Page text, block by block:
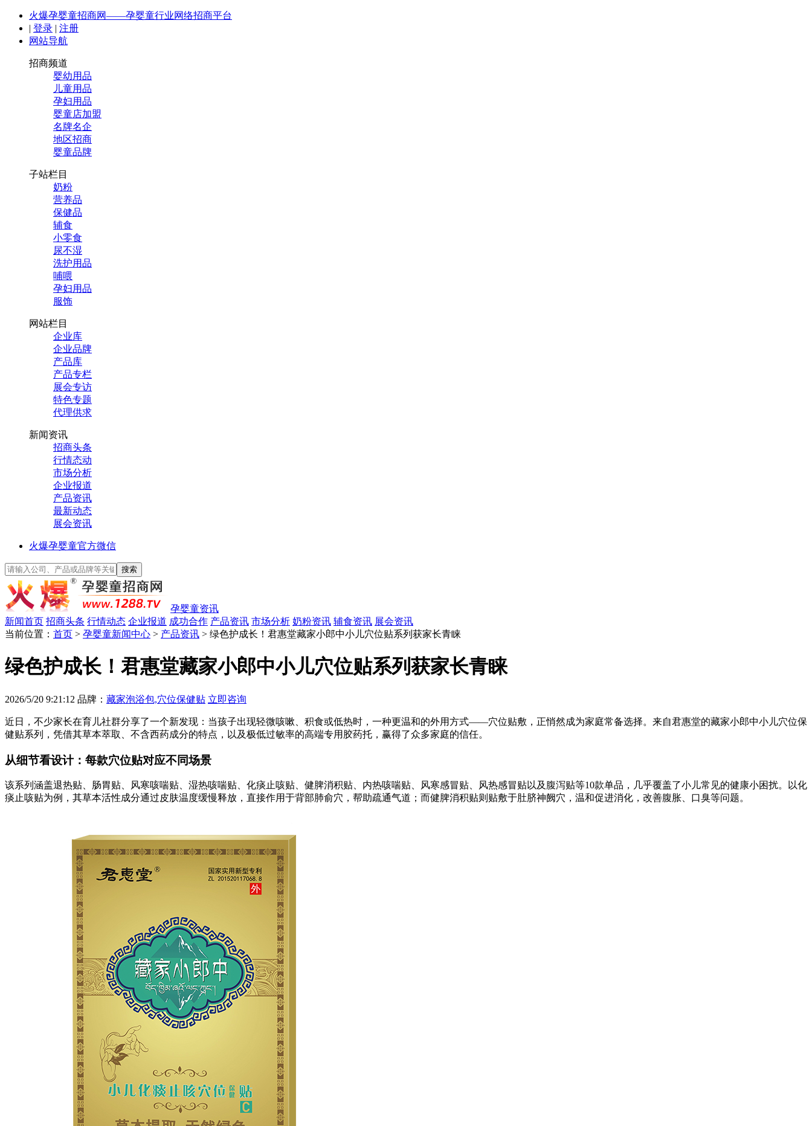
火爆孕婴童招商网——孕婴童行业网络招商平台
| 登录 | 注册
网站导航
招商频道
婴幼用品
儿童用品
孕妇用品
婴童店加盟
名牌名企
地区招商
婴童品牌
子站栏目
奶粉
营养品
保健品
辅食
小零食
尿不湿
洗护用品
哺喂
孕妇用品
服饰
网站栏目
企业库
企业品牌
产品库
产品专栏
展会专访
特色专题
代理供求
新闻资讯
招商头条
行情态动
市场分析
企业报道
产品资讯
最新动态
展会资讯
火爆孕婴童官方微信
孕婴童资讯
新闻首页 招商头条 行情动态 企业报道 成功合作 产品资讯 市场分析 奶粉资讯 辅食资讯 展会资讯
当前位置： 首页 > 孕婴童新闻中心 > 产品资讯 > 绿色护成长！君惠堂藏家小郎中小儿穴位贴系列获家长青睐
绿色护成长！君惠堂藏家小郎中小儿穴位贴系列获家长青睐
2026/5/20 9:21:12 品牌： 藏家泡浴包,穴位保健贴 立即咨询
近日，不少家长在育儿社群分享了一个新发现：当孩子出现轻微咳嗽、积食或低热时，一种更温和的外用方式——穴位贴敷，正悄然成为家庭常备选择。来自君惠堂的藏家小郎中小儿穴位保
健贴系列，凭借其草本萃取、不含西药成分的特点，以及极低过敏率的高端专用胶药托，赢得了众多家庭的信任。
从细节看设计：每款穴位贴对应不同场景
该系列涵盖退热贴、肠胃贴、风寒咳喘贴、湿热咳喘贴、化痰止咳贴、健脾消积贴、内热咳喘贴、风寒感冒贴、风热感冒贴以及腹泻贴等10款单品，几乎覆盖了小儿常见的健康小困扰。以化
痰止咳贴为例，其草本活性成分通过皮肤温度缓慢释放，直接作用于背部肺俞穴，帮助疏通气道；而健脾消积贴则贴敷于肚脐神阙穴，温和促进消化，改善腹胀、口臭等问题。